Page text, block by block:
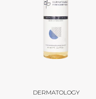
DERMATOLOGY